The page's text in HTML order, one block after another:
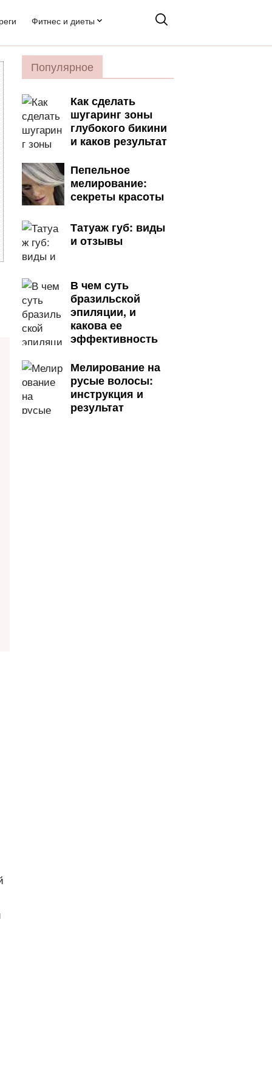
Фитнес и диеты
Популярное
Как сделать
шугаринг зоны
глубокого бикини
и каков результат
Пепельное
мелирование:
секреты красоты
Татуаж губ: виды
и отзывы
В чем суть
бразильской
эпиляции, и
какова ее
эффективность
Мелирование на
русые волосы:
инструкция и
результат